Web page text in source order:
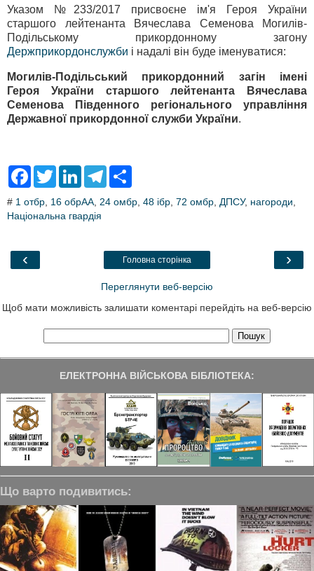
Указом №233/2017 присвоєне ім'я Героя України
старшого лейтенанта Вячеслава Семенова Могилів-
Подільському прикордонному загону
Держприкордонслужби і надалі він буде іменуватися:
Могилів-Подільський прикордонний загін імені
Героя України старшого лейтенанта Вячеслава
Семенова Південного регіонального управління
Державної прикордонної служби України.
F
e
b
k
T
t
t
L
k
e
T
e
m
r
# 1 отбр 16 обрАА 24 омбр 48 iбр 72 омбр ДПСУ, нагороди
Національна гвардія
‹ ›
Головна сторінка
Переглянути веб-версію
Щоб мати можливість залишати коментарі перейдіть на веб-версію
ЕЛЕКТРОННА ВІЙСЬКОВА БІБЛІОТЕКА:
Що варто подивитись: